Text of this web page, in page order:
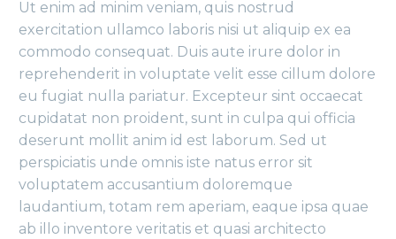
Ut enim ad minim veniam, quis nostrud
exercitation ullamco laboris nisi ut aliquip ex ea
commodo consequat. Duis aute irure dolor in
reprehenderit in voluptate velit esse cillum dolore
eu fugiat nulla pariatur. Excepteur sint occaecat
cupidatat non proident, sunt in culpa qui officia
deserunt mollit anim id est laborum. Sed ut
perspiciatis unde omnis iste natus error sit
voluptatem accusantium doloremque
laudantium, totam rem aperiam, eaque ipsa quae
ab illo inventore veritatis et quasi architecto